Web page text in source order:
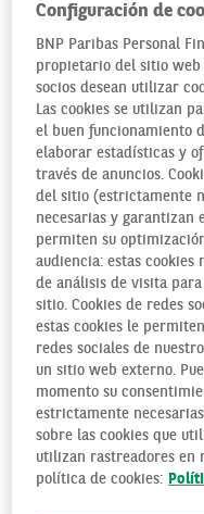
de Bes. Un libro en el
convertidas en
bancos, las empresas,
Configuración de
BNP Paribas Personal
propietario del sitio web
socios desean utilizar
Las cookies se utilizan
el buen funcionamiento
elaborar estadísticas y
través de anuncios.
del sitio (estrictamente
necesarias y garantizan
permiten su
audiencia: estas
de análisis de visita
sitio. Cookies de redes
estas cookies le
redes sociales de
un sitio web externo.
momento su
estrictamente
sobre las cookies que
utilizan rastreadores en
política de cookies: